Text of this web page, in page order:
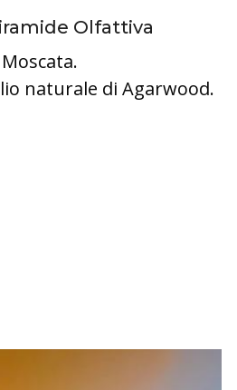
Olfattiva
naturale di Agarwood.